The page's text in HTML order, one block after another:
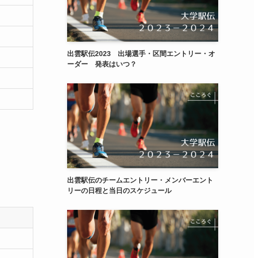
出雲駅伝2023 出場選手・区間エントリー・オ
ーダー 発表はいつ？
出雲駅伝のチームエントリー・メンバーエント
リーの日程と当日のスケジュール